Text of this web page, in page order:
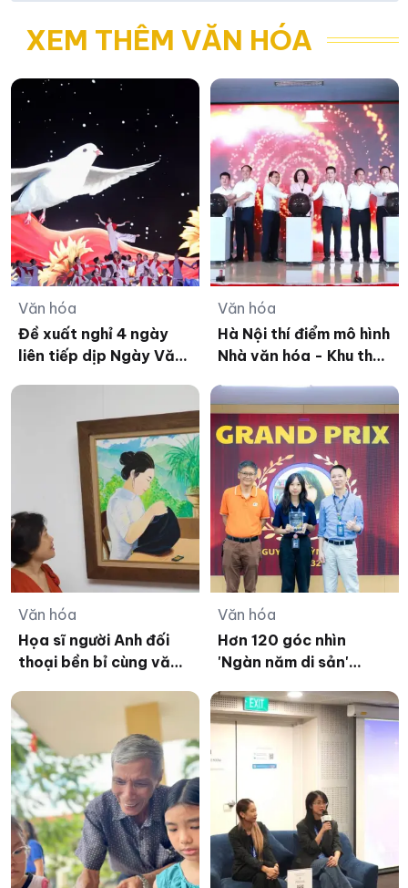
XEM THÊM VĂN HÓA
Văn hóa
Đề xuất nghỉ 4 ngày
liên tiếp dịp Ngày Văn
Văn hóa
Hà Nội thí điểm mô hình
Nhà văn hóa - Khu thể
Văn hóa
Họa sĩ người Anh đối
thoại bền bỉ cùng văn
Văn hóa
Hơn 120 góc nhìn
'Ngàn năm di sản'